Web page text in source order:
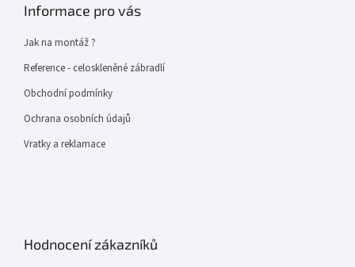
Informace pro vás
Jak na montáž ?
Reference - celoskleněné zábradlí
Obchodní podmínky
Ochrana osobních údajů
Vratky a reklamace
Hodnocení zákazníků